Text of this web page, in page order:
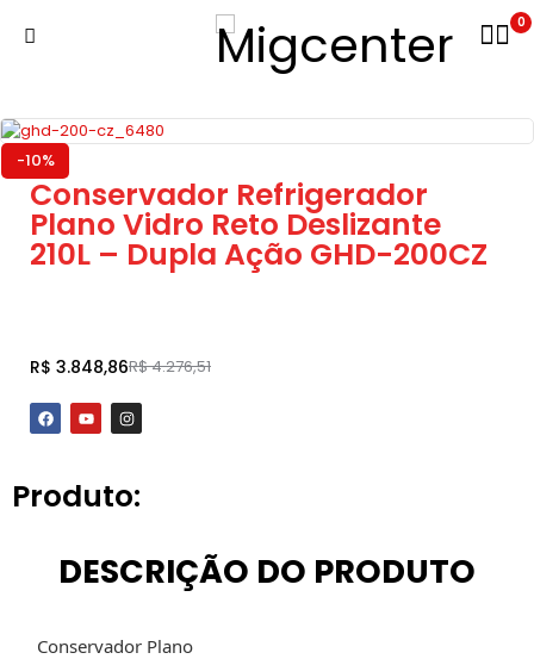
0
-10%
Conservador Refrigerador
Plano Vidro Reto Deslizante
210L – Dupla Ação GHD-200CZ
R$4.276,51
R$ 3.848,86
Produto:
DESCRIÇÃO DO PRODUTO
Conservador Plano